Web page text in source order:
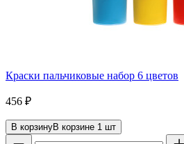
Краски пальчиковые набор 6 цветов
456 ₽
В корзинуВ корзине 1 шт